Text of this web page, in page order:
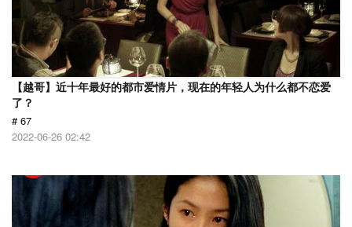
【越哥】近十年最好的都市爱情片，现在的年轻人为什么都不恋爱
了？
# 67
2022-06-26 02:42